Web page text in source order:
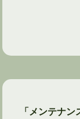
「メンテナ